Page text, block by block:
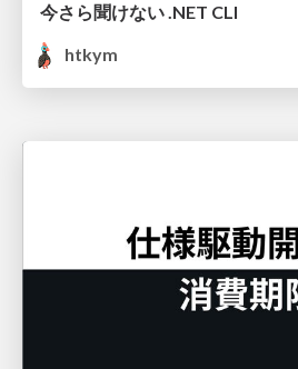
今さら聞けない .NET CLI
htkym